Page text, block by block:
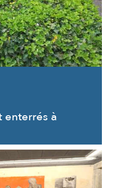
enterrés à